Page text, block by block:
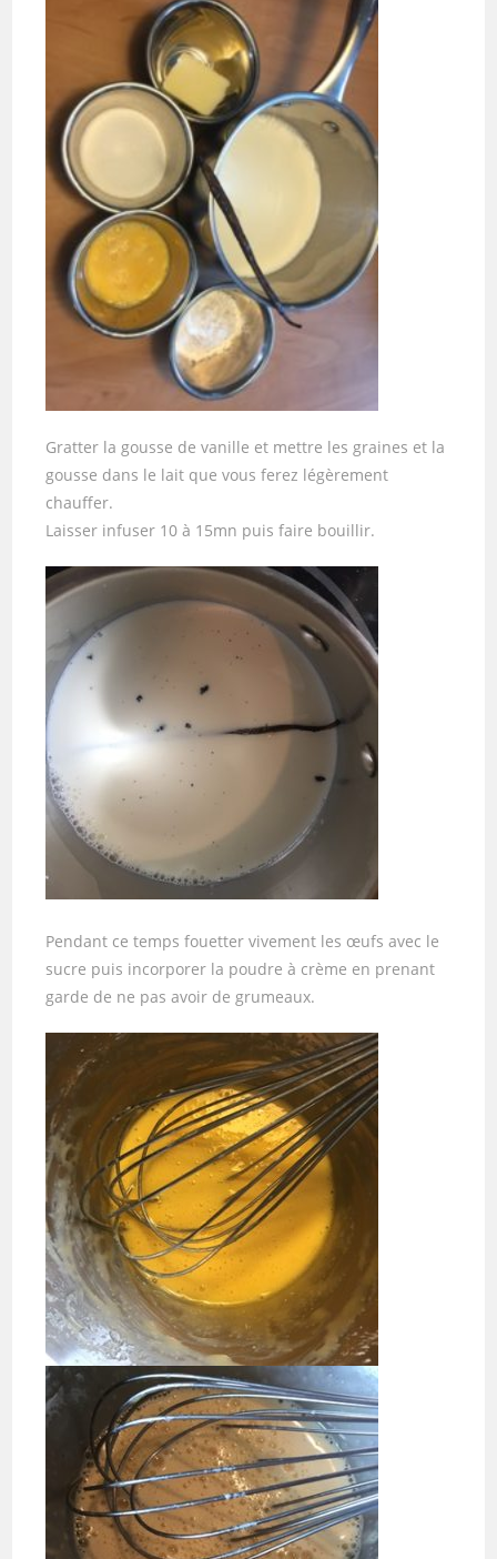
Gratter la gousse de vanille et mettre les graines et la
gousse dans le lait que vous ferez légèrement
chauffer.
Laisser infuser 10 à 15mn puis faire bouillir.
Pendant ce temps fouetter vivement les œufs avec le
sucre puis incorporer la poudre à crème en prenant
garde de ne pas avoir de grumeaux.